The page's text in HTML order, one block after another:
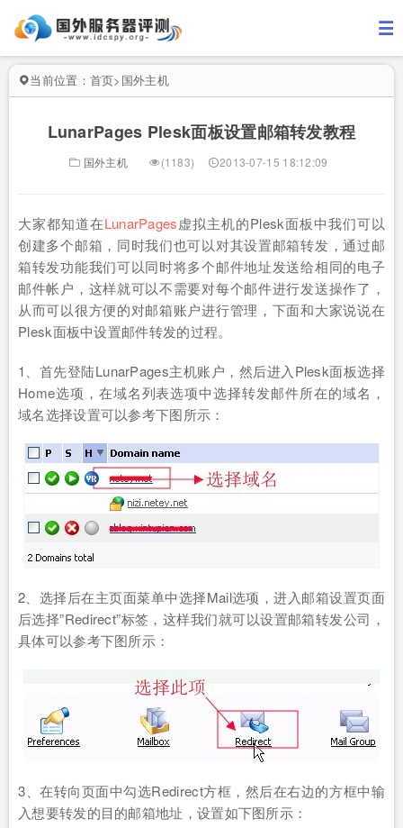
当前位置： 首页> 国外主机
LunarPages Plesk面板设置邮箱转发教程
国外主机 (1183) 2013-07-15 18:12:09
大家都知道在LunarPages虚拟主机的Plesk面板中我们可以
创建多个邮箱，同时我们也可以对其设置邮箱转发，通过邮
箱转发功能我们可以同时将多个邮件地址发送给相同的电子
邮件帐户，这样就可以不需要对每个邮件进行发送操作了，
从而可以很方便的对邮箱账户进行管理，下面和大家说说在
Plesk面板中设置邮件转发的过程。
1、首先登陆LunarPages主机账户，然后进入Plesk面板选择
Home选项，在域名列表选项中选择转发邮件所在的域名，
域名选择设置可以参考下图所示：
2、选择后在主页面菜单中选择Mail选项，进入邮箱设置页面
后选择”Redirect”标签，这样我们就可以设置邮箱转发公司，
具体可以参考下图所示：
3、在转向页面中勾选Redirect方框，然后在右边的方框中输
入想要转发的目的邮箱地址，设置如下图所示：